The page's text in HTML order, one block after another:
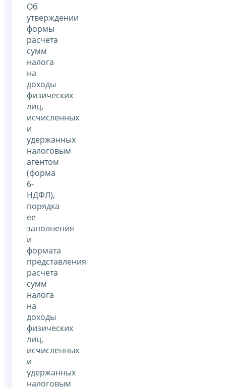
Об
утверждении
формы
расчета
сумм
налога
на
доходы
физических
лиц,
исчисленных
и
удержанных
налоговым
агентом
(форма
6-
НДФЛ),
порядка
ее
заполнения
и
формата
представления
расчета
сумм
налога
на
доходы
физических
лиц,
исчисленных
и
удержанных
налоговым